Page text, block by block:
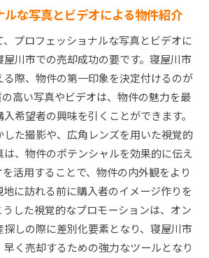
な写真とビデオによる物件紹介
プロフェッショナルな写真とビデオに
屋川市での売却成功の要です。寝屋川市
る際、物件の第一印象を決定付けるのが
高い写真やビデオは、物件の魅力を最
希望者の興味を引くことができます。
た撮影や、広角レンズを用いた視覚的
は、物件のポテンシャルを効果的に伝え
活用することで、物件の内外観をより
に訪れる前に購入者のイメージ作りを
した視覚的なプロモーションは、オン
探しの際に差別化要素となり、寝屋川市
く売却するための強力なツールとなり